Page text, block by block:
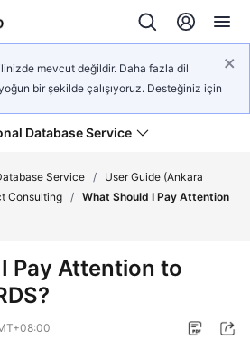
mevcut değildir. Daha fazla dil
bir şekilde çalışıyoruz. Desteğiniz için
Database Service
Service /
User Guide (Ankara
Consulting / What Should I Pay Attention
Pay Attention to